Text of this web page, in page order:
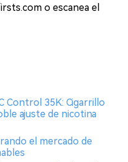
o escanea el
Control 35K: Cigarrillo
ajuste de nicotina
el mercado de